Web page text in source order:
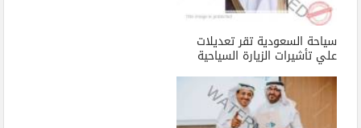
سياحة السعودية تقر تعديلات
علي تأشيرات الزيارة السياحية